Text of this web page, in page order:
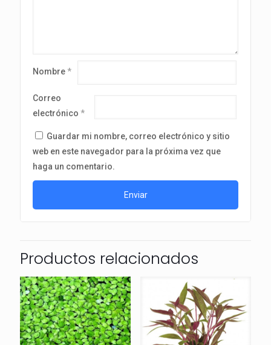
Nombre*
Correo
electrónico *
Guardar mi nombre, correo electrónico y sitio
web en este navegador para la próxima vez que
haga un comentario.
Productos relacionados